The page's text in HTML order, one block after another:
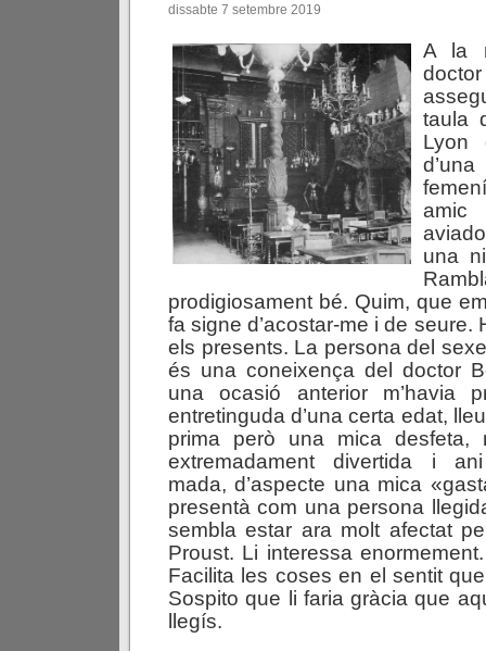
dissabte 7 setembre 2019
A la
taula
Lyon
amic
una
prodigiosament bé. Quim, que
fa signe d’acostar-me i de seure.
els presents. La persona del
és una coneixença del doctor
una ocasió anterior m’havia
entretinguda d’una certa edat,
prima però una mica desfeta,
extremadament divertida i ani
mada, d’aspecte una mica
presentà com una persona
sembla estar ara molt afectat
Proust. Li interessa
Facilita les coses en el sentit
Sospito que li faria gràcia que
llegís.